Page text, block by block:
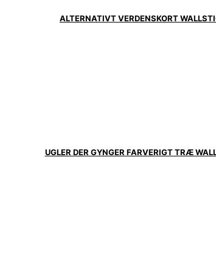
ALTERNATIVT VERDENSKORT
UGLER DER GYNGER FARVERIGT TRÆ